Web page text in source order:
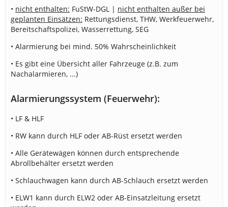
• nicht enthalten: FuStW-DGL | nicht enthalten außer bei
geplanten Einsätzen: Rettungsdienst, THW, Werkfeuerwehr,
Bereitschaftspolizei, Wasserrettung, SEG
• Alarmierung bei mind. 50% Wahrscheinlichkeit
• Es gibt eine Übersicht aller Fahrzeuge (z.B. zum
Nachalarmieren, ...)
Alarmierungssystem (Feuerwehr):
• LF & HLF
• RW kann durch HLF oder AB-Rüst ersetzt werden
• Alle Gerätewägen können durch entsprechende
Abrollbehälter ersetzt werden
• Schlauchwagen kann durch AB-Schlauch ersetzt werden
• ELW1 kann durch ELW2 oder AB-Einsatzleitung ersetzt